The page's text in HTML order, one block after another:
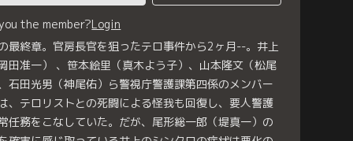
the member?Login
最終章。官房長官を狙ったテロ事件から2ヶ月--。井上
田准一） 、笹本絵里（真木よう子）、山本隆文（松尾
石田光男（神尾佑）ら警視庁警護課第四係のメンバー
、テロリストとの死闘による怪我も回復し、要人警護
任務をこなしていた。だが、尾形総一郎（堤真一）の